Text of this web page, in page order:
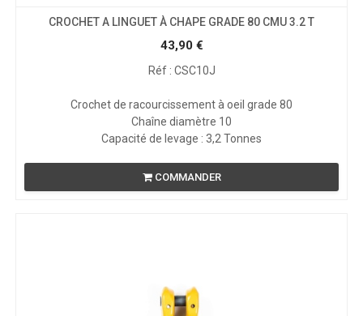
CROCHET A LINGUET À CHAPE GRADE 80 CMU 3.2 T
43,90€
Réf : CSC10J
Crochet de racourcissement à oeil grade 80
Chaîne diamètre 10
Capacité de levage : 3,2 Tonnes
COMMANDER